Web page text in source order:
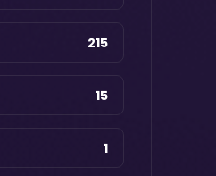
215
15
1